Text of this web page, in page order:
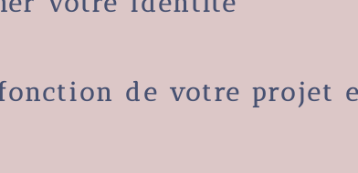
de votre projet